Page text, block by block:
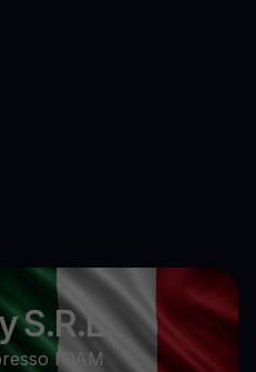
S.R.L.
l’OAM